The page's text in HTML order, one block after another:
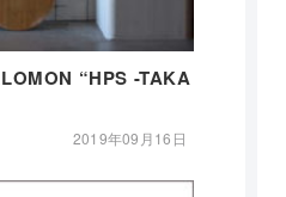
“HPS -TAKA
2019年09月16日